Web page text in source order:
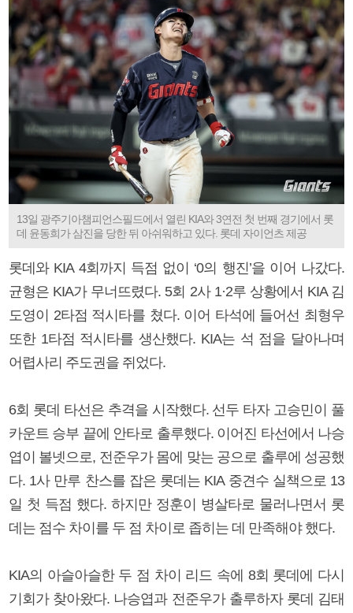
13일 광주기아챔피언스필드에서 열린 KIA와 3연전 첫 번째 경기에서 롯
데 윤동희가 삼진을 당한 뒤 아쉬워하고 있다. 롯데 자이언츠 제공
롯데와 KIA 4회까지 득점 없이 ‘0의 행진’을 이어 나갔다.
균형은 KIA가 무너뜨렸다. 5회 2사 1·2루 상황에서 KIA 김
도영이 2타점 적시타를 쳤다. 이어 타석에 들어선 최형우
또한 1타점 적시타를 생산했다. KIA는 석 점을 달아나며
어렵사리 주도권을 쥐었다.
6회 롯데 타선은 추격을 시작했다. 선두 타자 고승민이 풀
카운트 승부 끝에 안타로 출루했다. 이어진 타선에서 나승
엽이 볼넷으로, 전준우가 몸에 맞는 공으로 출루에 성공했
다. 1사 만루 찬스를 잡은 롯데는 KIA 중견수 실책으로 13
일 첫 득점 했다. 하지만 정훈이 병살타로 물러나면서 롯
데는 점수 차이를 두 점 차이로 좁히는 데 만족해야 했다.
KIA의 아슬아슬한 두 점 차이 리드 속에 8회 롯데에 다시
기회가 찾아왔다. 나승엽과 전준우가 출루하자 롯데 김태